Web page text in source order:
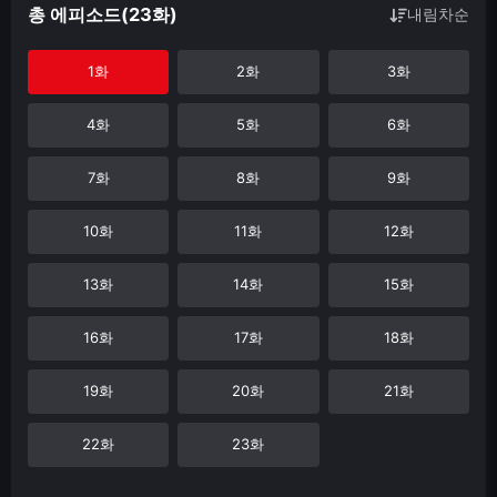
총 에피소드(23화) 내림차순
1화 2화 3화
4화 5화 6화
7화 8화 9화
10화 11화 12화
13화 14화 15화
16화 17화 18화
19화 20화 21화
22화 23화